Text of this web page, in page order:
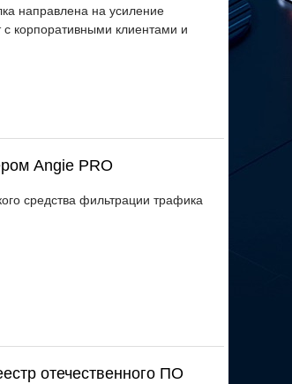
направлена на усиление
с корпоративными клиентами и
Angie PRO
средства фильтрации трафика
отечественного ПО